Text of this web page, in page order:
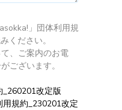
」団体利用規
ください。
、ご案内のお電
ございます。
_260201改定版
用規約_230201改定